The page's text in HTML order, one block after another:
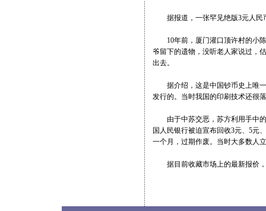
据报道，一张罕见绝版3元人民
10年前，厦门灌口顶许村的小陈
爷留下的遗物，没听老人家说过，
出去。
据介绍，这是中国钞币史上唯一
发行的。当时我国的印刷技术还很
由于中苏交恶，苏方利用手中的
国人民银行被迫宣布回收3元、5元
一个月，过期作废。当时大多数人
据目前收藏市场上的最新报价，